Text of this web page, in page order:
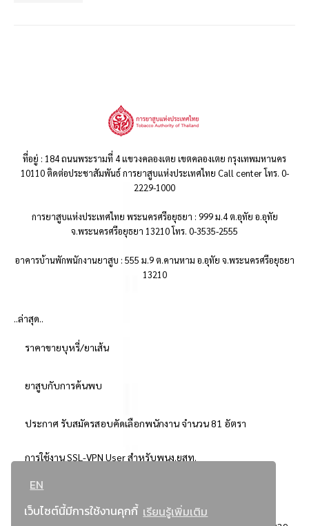
EN
เว็บไซต์นี้มีการใช้งานคุกกี้ เรียนรู้เพิ่มเติม
ที่อยู่ : 184 ถนนพระรามที่ 4 แขวงคลองเตย เขตคลองเตย กรุงเทพมหานคร
10110 ติดต่อประชาสัมพันธ์ การยาสูบแห่งประเทศไทย Call center โทร. 0-
2229-1000
การยาสูบแห่งประเทศไทย พระนครศรีอยุธยา : 999 ม.4 ต.อุทัย อ.อุทัย
จ.พระนครศรีอยุธยา 13210 โทร. 0-3535-2555
อาคารบ้านพักพนักงานยาสูบ : 555 ม.9 ต.คานหาม อ.อุทัย จ.พระนครศรีอยุธยา
13210
..ล่าสุด..
ราคาขายบุหรี่/ยาเส้น
ยาสูบกับการค้นพบ
ประกาศ รับสมัครสอบคัดเลือกพนักงาน จำนวน 81 อัตรา
การใช้งาน SSL-VPN User สำหรับพนง.ยสท.
..ยอดนิยม..